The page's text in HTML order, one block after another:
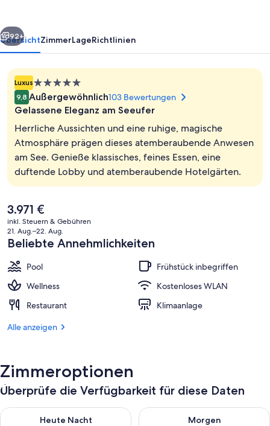
Garten
Weiter
92+
ÜbersichtZimmerLageRichtlinien
Luxus5.0-
Sterne-
Unterkunft
9,8 Außergewöhnlich103 Bewertungen
Gelassene Eleganz am Seeufer
Herrliche Aussichten und eine ruhige, magische
Atmosphäre prägen dieses atemberaubende Anwesen
am See. Genieße klassisches, feines Essen, eine
duftende Lobby und atemberaubende Hotelgärten.
Der
aktuelle
Preis
beträgt
3.971 €.
3.971 €
inkl. Steuern & Gebühren
21. Aug.–22. Aug.
Beliebte Annehmlichkeiten
Pool
Frühstück inbegriffen
Wellness
Kostenloses WLAN
Restaurant
Klimaanlage
Alle anzeigen
Zimmeroptionen
Überprüfe die Verfügbarkeit für diese Daten
Heute Nacht
Überprüfe die Verfügbarkeit für heute Nacht, Aug. 8 - Aug. 9.
Morgen
Überprüfe die Verfügbarkeit